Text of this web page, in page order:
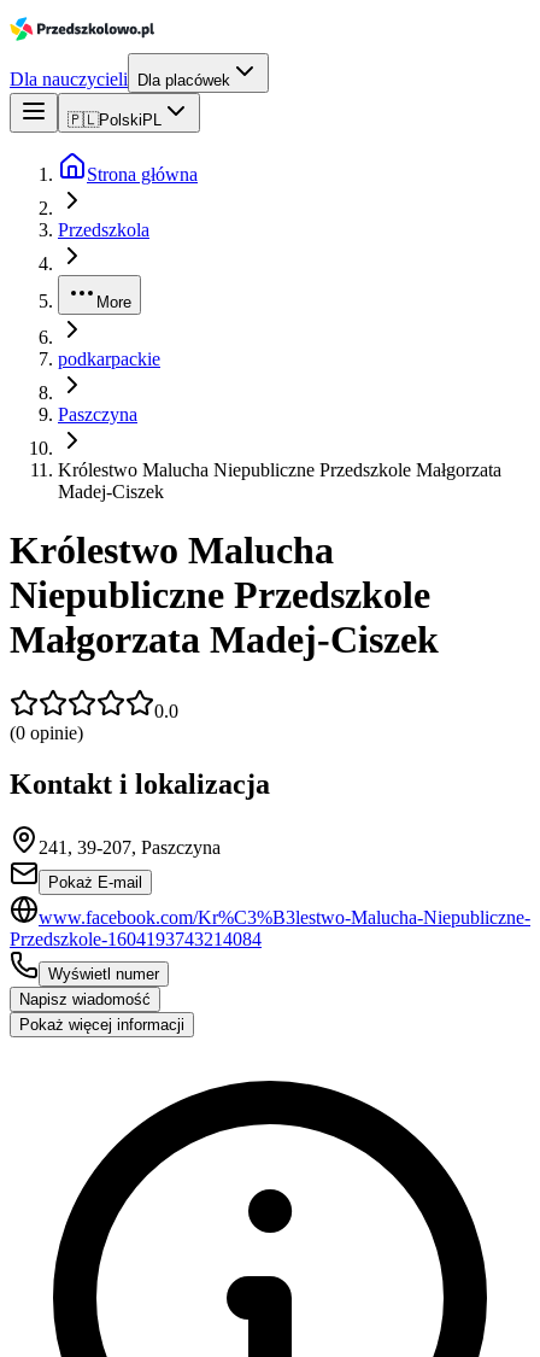
Dla nauczycieli Dla placówek
🇵🇱Polski PL
Strona główna
Przedszkola
More
podkarpackie
Paszczyna
Królestwo Malucha Niepubliczne Przedszkole Małgorzata
Madej-Ciszek
Królestwo Malucha
Niepubliczne Przedszkole
Małgorzata Madej-Ciszek
0.0
(0 opinie)
Kontakt i lokalizacja
241, 39-207, Paszczyna
Pokaż E-mail
www.facebook.com/Kr%C3%B3lestwo-Malucha-Niepubliczne-
Przedszkole-1604193743214084
Wyświetl numer
Napisz wiadomość
Pokaż więcej informacji